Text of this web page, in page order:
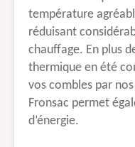
température
réduisant
chauffage. En plus
thermique en été
vos combles par
Fronsac permet
d’énergie.